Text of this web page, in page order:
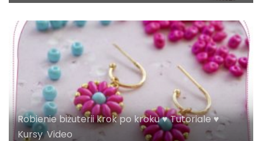
Robienie biżuterii krok po kroku ♥ Tutoriale ♥
Kursy,Video